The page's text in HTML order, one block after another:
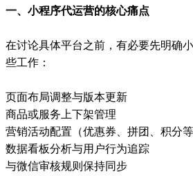
一、小程序代运营的核心痛点
在讨论具体平台之前，有必要先明确
些工作：
页面布局调整与版本更新
商品或服务上下架管理
营销活动配置（优惠券、拼团、积分
数据看板分析与用户行为追踪
与微信审核规则保持同步